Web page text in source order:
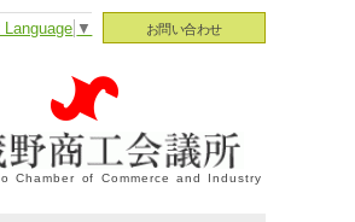
お問い合わせ
▼
Chamber of Commerce and Industry